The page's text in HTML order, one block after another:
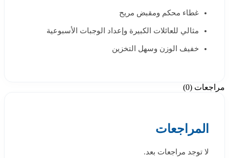
غطاء محكم ومقبض مريح
مثالي للعائلات الكبيرة وإعداد الوجبات الأسبوعية
خفيف الوزن وسهل التخزين
مراجعات (0)
المراجعات
لا توجد مراجعات بعد.